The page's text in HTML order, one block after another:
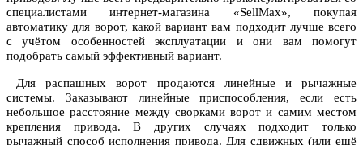
специалистами интернет-магазина «SellMax», покупая
автоматику для ворот, какой вариант вам подходит лучше всего
с учётом особенностей эксплуатации и они вам помогут
подобрать самый эффективный вариант.
Для распашных ворот продаются линейные и рычажные
системы. Заказывают линейные приспособления, если есть
небольшое расстояние между сворками ворот и самим местом
крепления привода. В других случаях подходит только
рычажный способ исполнения привода. Для сдвижных (или ещё